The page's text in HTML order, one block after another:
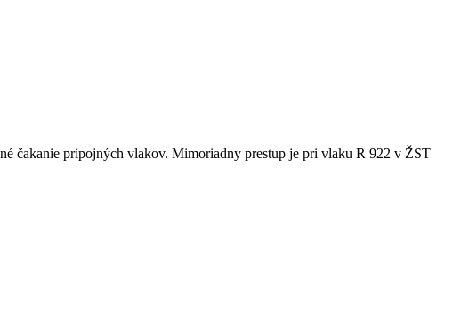
čakanie prípojných vlakov. Mimoriadny prestup je pri vlaku R 922 v ŽST